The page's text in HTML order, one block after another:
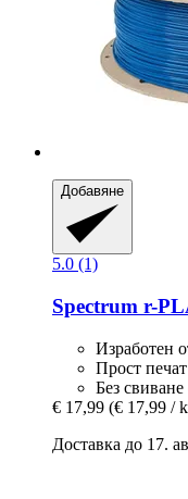
Добавяне
5.0 (1)
Spectrum r-​
Изработен
Прост печат
Без
€ 17,99 (€ 17,99 /
Доставка до 17.